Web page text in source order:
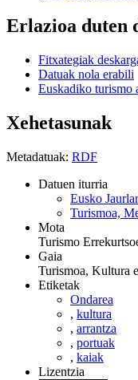
Erlazioa duten
Fitxategiak
Datuak nola erabili
Euskadiko turismo
Xehetasunak
Metadatuak: RDF
Datuen iturria
Eusko
Turismoa,
Mota
Turismo
Gaia
Turismoa, Kultura
Etiketak
Ondarea
, kultura
, arrantza
, portuak
, kaiak
Lizentzia